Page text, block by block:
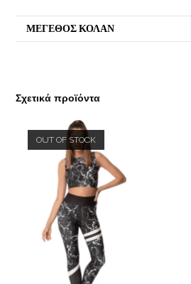
ΜΕΓΕΘΟΣ ΚΟΛΑΝ
Σχετικά προϊόντα
OUT OF STOCK